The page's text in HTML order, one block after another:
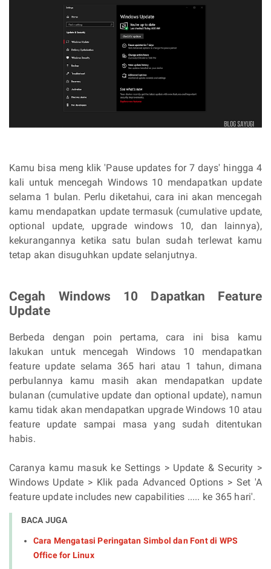
Kamu bisa meng klik 'Pause updates for 7 days' hingga 4
kali untuk mencegah Windows 10 mendapatkan update
selama 1 bulan. Perlu diketahui, cara ini akan mencegah
kamu mendapatkan update termasuk (cumulative update,
optional update, upgrade windows 10, dan lainnya),
kekurangannya ketika satu bulan sudah terlewat kamu
tetap akan disuguhkan update selanjutnya.
Cegah Windows 10 Dapatkan Feature
Update
Berbeda dengan poin pertama, cara ini bisa kamu
lakukan untuk mencegah Windows 10 mendapatkan
feature update selama 365 hari atau 1 tahun, dimana
perbulannya kamu masih akan mendapatkan update
bulanan (cumulative update dan optional update), namun
kamu tidak akan mendapatkan upgrade Windows 10 atau
feature update sampai masa yang sudah ditentukan
habis.
Caranya kamu masuk ke Settings > Update & Security >
Windows Update > Klik pada Advanced Options > Set 'A
feature update includes new capabilities ..... ke 365 hari'.
BACA JUGA
Cara Mengatasi Peringatan Simbol dan Font di WPS
Office for Linux